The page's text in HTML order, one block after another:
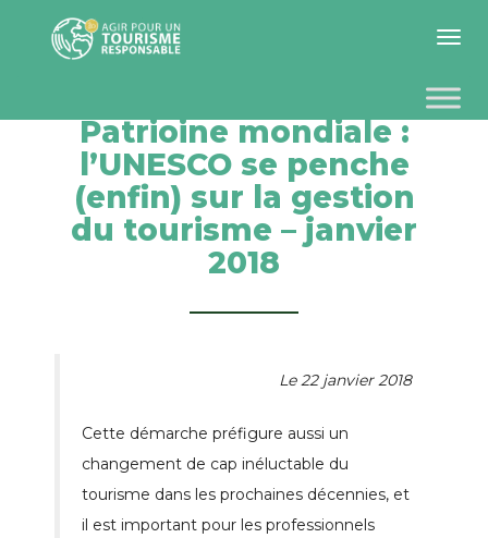
Toggle
Patrioine mondiale :
l’UNESCO se penche
(enfin) sur la gestion
du tourisme – janvier
2018
Le 22 janvier 2018
Cette démarche préfigure aussi un
changement de cap inéluctable du
tourisme dans les prochaines décennies, et
il est important pour les professionnels